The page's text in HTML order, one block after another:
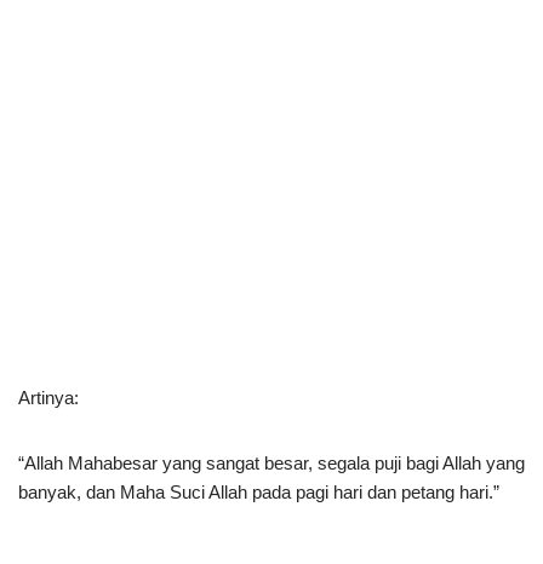
Artinya:
“Allah Mahabesar yang sangat besar, segala puji bagi Allah yang
banyak, dan Maha Suci Allah pada pagi hari dan petang hari.”